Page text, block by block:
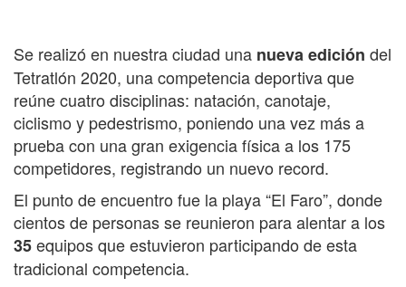
Se realizó en nuestra ciudad una nueva edición del
Tetratlón 2020, una competencia deportiva que
reúne cuatro disciplinas: natación, canotaje,
ciclismo y pedestrismo, poniendo una vez más a
prueba con una gran exigencia física a los 175
competidores, registrando un nuevo record.
El punto de encuentro fue la playa “El Faro”, donde
cientos de personas se reunieron para alentar a los
35equipos que estuvieron participando de esta
tradicional competencia.